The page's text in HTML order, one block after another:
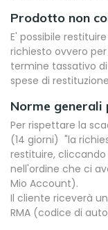
Prodotto non
E' possibile
richiesto ovvero
termine tassativo
spese di
Norme
Per rispettare la
(14 giorni) "la
restituire,
nell'ordine che ci
Mio Account).
Il cliente riceverà
RMA (codice di